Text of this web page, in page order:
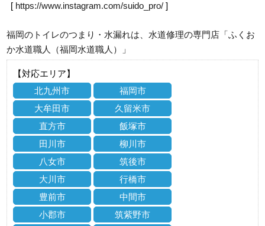
[ https://www.instagram.com/suido_pro/ ]
福岡のトイレのつまり・水漏れは、水道修理の専門店「ふくお
か水道職人（福岡水道職人）」
【対応エリア】
北九州市
福岡市
大牟田市
久留米市
直方市
飯塚市
田川市
柳川市
八女市
筑後市
大川市
行橋市
豊前市
中間市
小郡市
筑紫野市